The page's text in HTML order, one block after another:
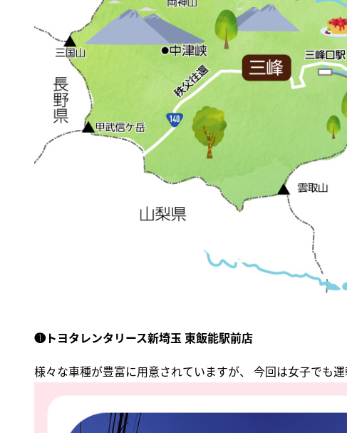
❶トヨタレンタリース新埼玉 東飯能駅前店
様々な車種が豊富に用意されていますが、 今回は女子でも